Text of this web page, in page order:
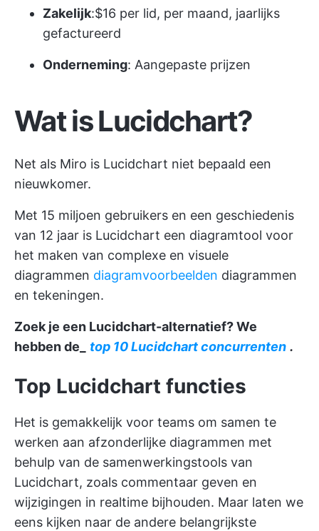
Zakelijk:$16 per lid, per maand, jaarlijks
gefactureerd
Onderneming: Aangepaste prijzen
Wat is Lucidchart?
Net als Miro is Lucidchart niet bepaald een
nieuwkomer.
Met 15 miljoen gebruikers en een geschiedenis
van 12 jaar is Lucidchart een diagramtool voor
het maken van complexe en visuele
diagrammen diagramvoorbeelden diagrammen
en tekeningen.
Zoek je een Lucidchart-alternatief? We
hebben de_
top 10 Lucidchart concurrenten .
Top Lucidchart functies
Het is gemakkelijk voor teams om samen te
werken aan afzonderlijke diagrammen met
behulp van de samenwerkingstools van
Lucidchart, zoals commentaar geven en
wijzigingen in realtime bijhouden. Maar laten we
eens kijken naar de andere belangrijkste